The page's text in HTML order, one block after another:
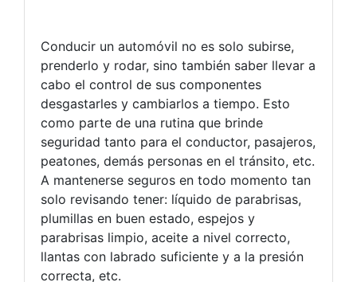
Conducir un automóvil no es solo subirse,
prenderlo y rodar, sino también saber llevar a
cabo el control de sus componentes
desgastarles y cambiarlos a tiempo. Esto
como parte de una rutina que brinde
seguridad tanto para el conductor, pasajeros,
peatones, demás personas en el tránsito, etc.
A mantenerse seguros en todo momento tan
solo revisando tener: líquido de parabrisas,
plumillas en buen estado, espejos y
parabrisas limpio, aceite a nivel correcto,
llantas con labrado suficiente y a la presión
correcta, etc.